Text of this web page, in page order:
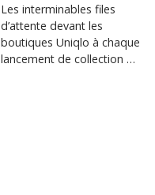
Les interminables files
d’attente devant les
boutiques Uniqlo à chaque
lancement de collection …